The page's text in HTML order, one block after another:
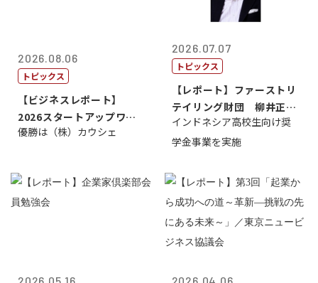
2026.08.06
トピックス
【ビジネスレポート】
2026スタートアップワー
ルドカップ東京
優勝は（株）カウシェ
2026.07.07
トピックス
【レポート】ファーストリ
テイリング財団 柳井正
理事長
インドネシア高校生向け奨
学金事業を実施